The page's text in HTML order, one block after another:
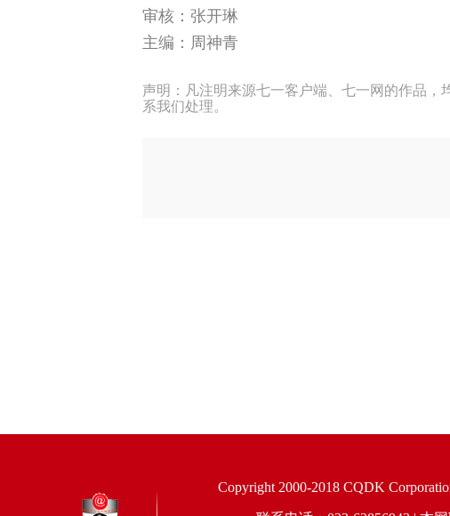
审核：张开琳
主编：周神青
声明：凡注明来源七一客户端、七一网的作品
系我们处理。
Copyright 2000-2018 CQDK